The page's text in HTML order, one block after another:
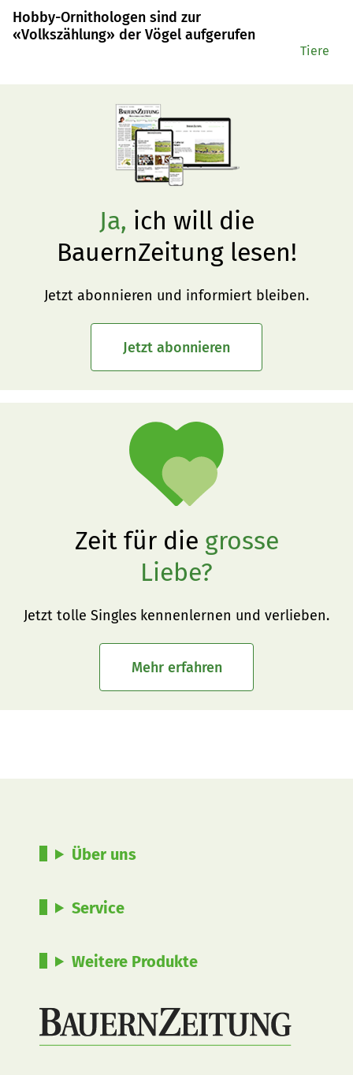
Hobby-Ornithologen sind zur
«Volkszählung» der Vögel aufgerufen
Tiere
Ja, ich will die
BauernZeitung lesen!
Jetzt abonnieren und informiert bleiben.
Jetzt abonnieren
Zeit für die grosse
Liebe?
Jetzt tolle Singles kennenlernen und verlieben.
Mehr erfahren
Über uns
Service
Weitere Produkte